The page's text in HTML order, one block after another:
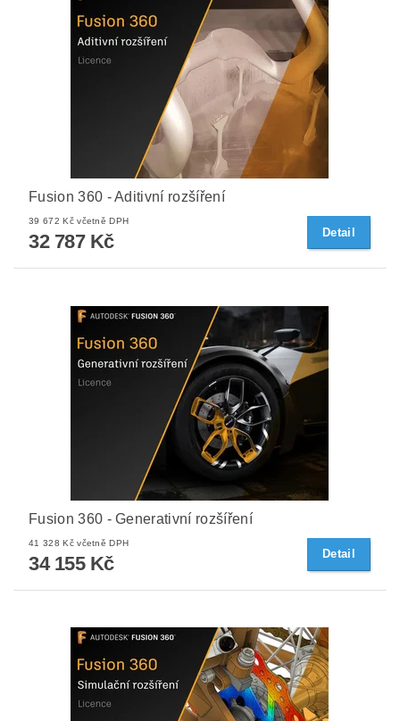
Fusion 360 - Aditivní rozšíření
39 672 Kč včetně DPH
32 787 Kč Detail
Fusion 360 - Generativní rozšíření
41 328 Kč včetně DPH
34 155 Kč Detail